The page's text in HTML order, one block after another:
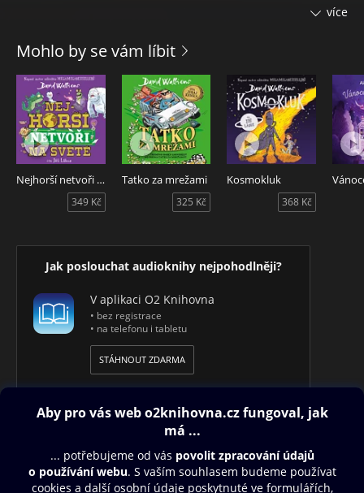
macecha odstrkuje tak dlouho, až se do něj na plese
zamiluje princezna.
Závěrečný příběh líčí bouřku ve škole. Do ní si přinesli
mlýnek na počasí dvě strašidlácké děti - Bubáček a Pulec. V
tomto průřezu Ladovou tvorbou objevíme ty nejpovedenější
a zároveň nejhumornější kapitoly. Pro ty, kteří i z toho
nejlepšího vybírají jen to nejlepší!
Obsah:
1. Mikeš na pouti
4. O Popelákovi (z knihy Nezbedné pohádky)
z knih Josefa Lady. Na audioknize účinkují Jiřina Jirásková,
Jaroslav Kepka a další.
více
Mohlo by se vám líbit
Nejhorší netvoři na světě
349 Kč
Tatko za mrežami
325 Kč
Kosmokluk
368 Kč
Jak poslouchat audioknihy nejpohodlněji?
V aplikaci O2 Knihovna
• bez registrace
• na telefonu i tabletu
STÁHNOUT ZDARMA
Obsah ke stažení